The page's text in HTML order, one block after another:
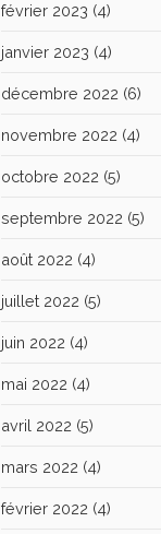
février 2023 (4)
janvier 2023 (4)
décembre 2022 (6)
novembre 2022 (4)
octobre 2022 (5)
septembre 2022 (5)
août 2022 (4)
juillet 2022 (5)
juin 2022 (4)
mai 2022 (4)
avril 2022 (5)
mars 2022 (4)
février 2022 (4)